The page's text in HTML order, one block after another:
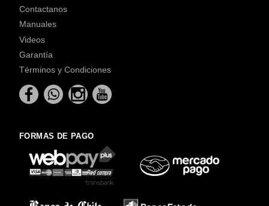
Contactanos
Manuales
Videos
Garantía
Términos y Condiciones
FORMAS DE PAGO